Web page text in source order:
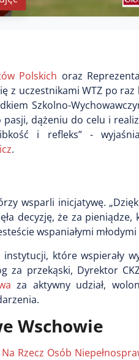
Polskich oraz
z uczestnikami WTZ po
Szkolno-
dążeniu do celu i
i refleks” -
.
wsparli inicjatywę.
decyzję, że za pieniądze,
wspaniałymi
które wspierały
za przekąski, Dyrektor
za aktywny udział,
Wschowie
Rzecz Osób